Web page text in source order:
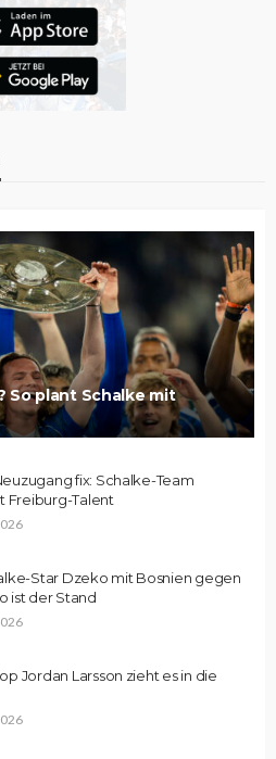
So plant Schalke mit
fix: Schalke-Team
Freiburg-Talent
Star Dzeko mit Bosnien gegen
ist der Stand
Jordan Larsson zieht es in die